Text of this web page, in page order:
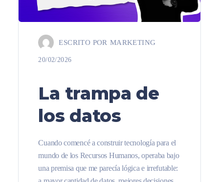
ESCRITO POR MARKETING
20/02/2026
La trampa de
los datos
Cuando comencé a construir tecnología para el
mundo de los Recursos Humanos, operaba bajo
una premisa que me parecía lógica e irrefutable: